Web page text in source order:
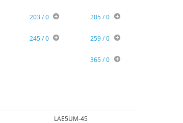
203 / 0 205 / 0
245 / 0 259 / 0
365 / 0
LAE5UM-45